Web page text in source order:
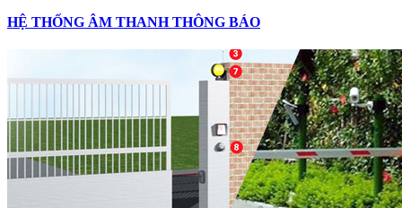
HỆ THỐNG ÂM THANH THÔNG BÁO